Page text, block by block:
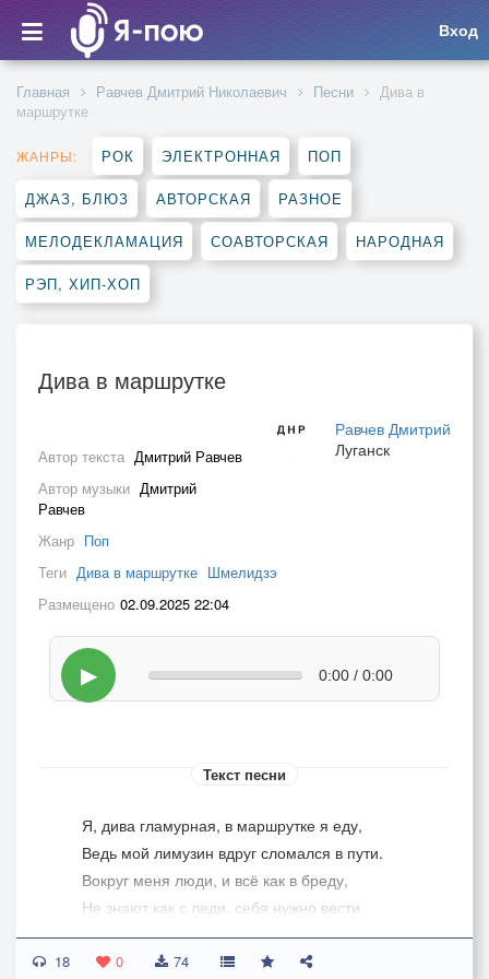
Вход
Главная Равчев Дмитрий Николаевич Песни
Дива в
маршрутке
ЖАНРЫ: РОК ЭЛЕКТРОННАЯ ПОП
ДЖАЗ, БЛЮЗ АВТОРСКАЯ РАЗНОЕ
МЕЛОДЕКЛАМАЦИЯ СОАВТОРСКАЯ НАРОДНАЯ
РЭП, ХИП-ХОП
Дива в маршрутке
Равчев Дмитрий
Луганск
Автор текста Дмитрий Равчев
Автор музыки Дмитрий
Равчев
Жанр Поп
Теги Дива в маршрутке Шмелидзэ
Размещено 02.09.2025 22:04
▶ 0:00 / 0:00
Текст песни
Я, дива гламурная, в маршрутке я еду,
Ведь мой лимузин вдруг сломался в пути.
Вокруг меня люди, и всё как в бреду,
Не знают как с леди, себя нужно вести.
Пьяный мужик на меня навалился,
Чья-то собака мне в ногу вцепилась.
18 0 74